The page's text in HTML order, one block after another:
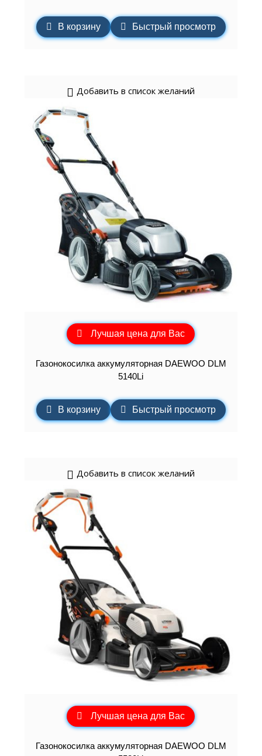
В корзину Быстрый просмотр
Добавить в список желаний
Лучшая цена для Вас
Газонокосилка аккумуляторная DAEWOO DLM
5140Li
В корзину Быстрый просмотр
Добавить в список желаний
Лучшая цена для Вас
Газонокосилка аккумуляторная DAEWOO DLM